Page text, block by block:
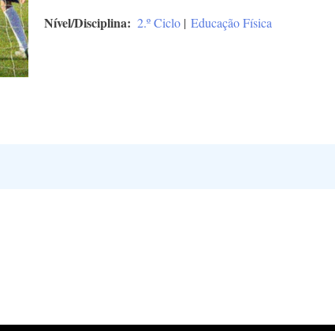
Nível/Disciplina 2.º Ciclo | Educação Física